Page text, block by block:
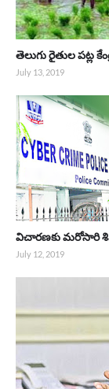
తెలుగు రైతుల పట్ల
July 13, 2019
విచారణకు మరోసారి
July 12, 2019